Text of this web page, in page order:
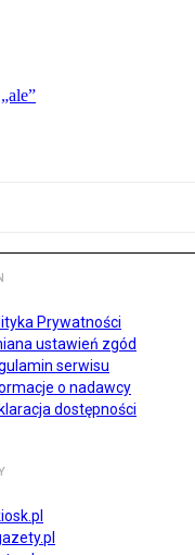
Prywatności
ustawień zgód
serwisu
o nadawcy
dostępności